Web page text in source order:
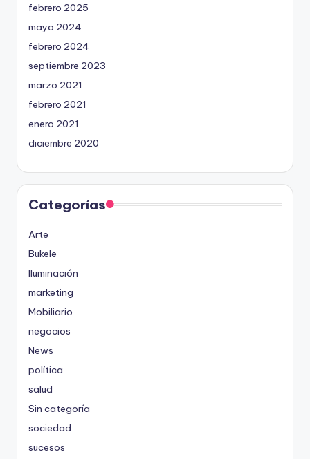
febrero 2025
mayo 2024
febrero 2024
septiembre 2023
marzo 2021
febrero 2021
enero 2021
diciembre 2020
Categorías
Arte
Bukele
Iluminación
marketing
Mobiliario
negocios
News
política
salud
Sin categoría
sociedad
sucesos